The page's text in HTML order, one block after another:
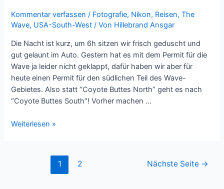
Kommentar verfassen / Fotografie, Nikon, Reisen,The
Wave, USA-South-West / Von Hillebrand Ansgar
Die Nacht ist kurz, um 6h sitzen wir frisch geduscht und
gut gelaunt im Auto. Gestern hat es mit dem Permit für die
Wave ja leider nicht geklappt, dafür haben wir aber für
heute einen Permit für den südlichen Teil des Wave-
Gebietes. Also statt “Coyote Buttes North” geht es nach
“Coyote Buttes South”! Vorher machen …
Coyote
Weiterlesen »
Seitennummerierung
1 2 Nächste Seite →